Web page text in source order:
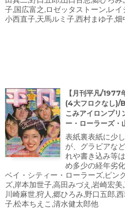
子,国広富之,ロゼッタストーン,レ
小西直子,天馬ルミ子,西村まゆ子,
【月刊平凡/1977
(4大フロクなし)/
こみアイロンプリ
ー・ローラーズ・
表紙裏表紙に少
が、グラビアな
れや書き込み等
め多少の経年劣
ベイ・シティー・ローラーズ,ピン
ズ,岸本加世子,高田みづえ,岩崎宏
川崎麻世,狩人,郷ひろみ,野口五郎,
子,松本ちえこ,清水健太郎他